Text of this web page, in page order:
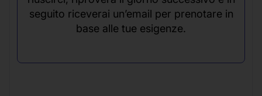
seguito riceverai un’email per prenotare in
base alle tue esigenze.